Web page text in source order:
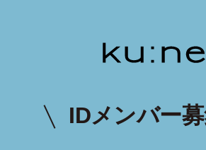
IDメンバー